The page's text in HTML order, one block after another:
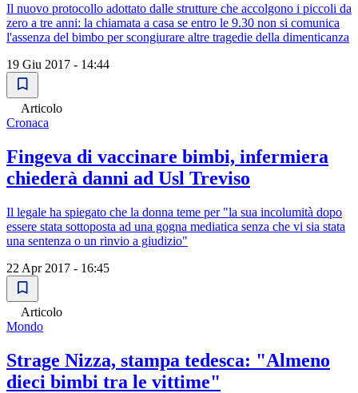
Il nuovo protocollo adottato dalle strutture che accolgono i piccoli da
zero a tre anni: la chiamata a casa se entro le 9.30 non si comunica
l'assenza del bimbo per scongiurare altre tragedie della dimenticanza
19 Giu 2017 - 14:44
Articolo
Cronaca
Fingeva di vaccinare bimbi, infermiera
chiederà danni ad Usl Treviso
Il legale ha spiegato che la donna teme per "la sua incolumità dopo
essere stata sottoposta ad una gogna mediatica senza che vi sia stata
una sentenza o un rinvio a giudizio"
22 Apr 2017 - 16:45
Articolo
Mondo
Strage Nizza, stampa tedesca: "Almeno
dieci bimbi tra le vittime"